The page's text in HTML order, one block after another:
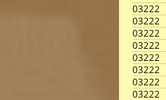
03222
03222
03222
03222
03222
03222
03222
03222